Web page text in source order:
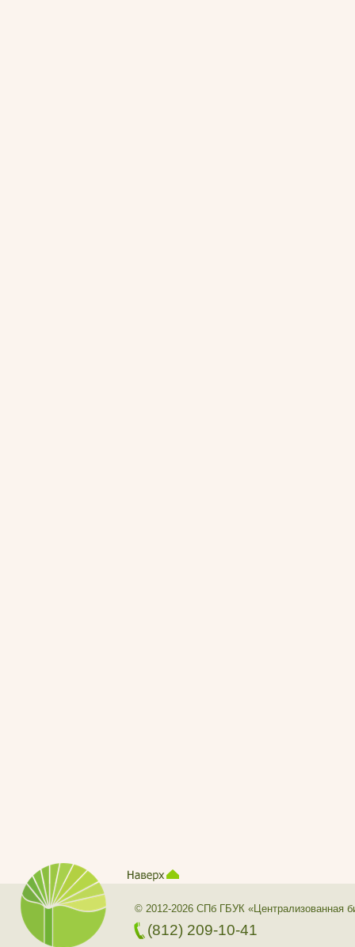
© 2012-2026 СПб ГБУК «Централизованная
(812) 209-10-41